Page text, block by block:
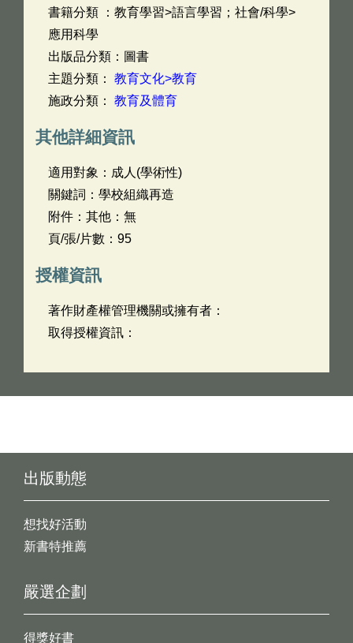
書籍分類 ：教育學習>語言學習；社會/科學>
應用科學
出版品分類：圖書
主題分類： 教育文化>教育
施政分類： 教育及體育
其他詳細資訊
適用對象：成人(學術性)
關鍵詞：學校組織再造
附件：其他：無
頁/張/片數：95
授權資訊
著作財產權管理機關或擁有者：
取得授權資訊：
出版動態
想找好活動
新書特推薦
嚴選企劃
得獎好書